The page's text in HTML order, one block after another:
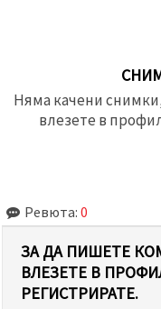
Няма качени
влезете в
Ревюта: 0
ЗА ДА ПИШЕТЕ
ВЛЕЗЕТЕ В
РЕГИСТРИРАТЕ.